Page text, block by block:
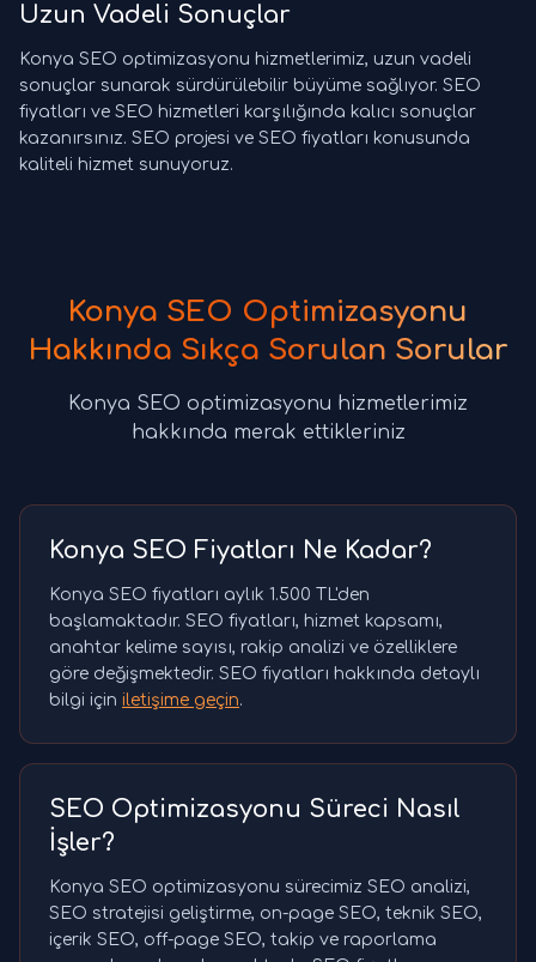
Uzun Vadeli Sonuçlar
Konya SEO optimizasyonu hizmetlerimiz, uzun vadeli
sonuçlar sunarak sürdürülebilir büyüme sağlıyor. SEO
fiyatları ve SEO hizmetleri karşılığında kalıcı sonuçlar
kazanırsınız. SEO projesi ve SEO fiyatları konusunda
kaliteli hizmet sunuyoruz.
Konya SEO Optimizasyonu
Hakkında Sıkça Sorulan Sorular
Konya SEO optimizasyonu hizmetlerimiz
hakkında merak ettikleriniz
Konya SEO Fiyatları Ne Kadar?
Konya SEO fiyatları aylık 1.500 TL'den
başlamaktadır. SEO fiyatları, hizmet kapsamı,
anahtar kelime sayısı, rakip analizi ve özelliklere
göre değişmektedir. SEO fiyatları hakkında detaylı
bilgi için iletişime geçin.
SEO Optimizasyonu Süreci Nasıl
İşler?
Konya SEO optimizasyonu sürecimiz SEO analizi,
SEO stratejisi geliştirme, on-page SEO, teknik SEO,
içerik SEO, off-page SEO, takip ve raporlama